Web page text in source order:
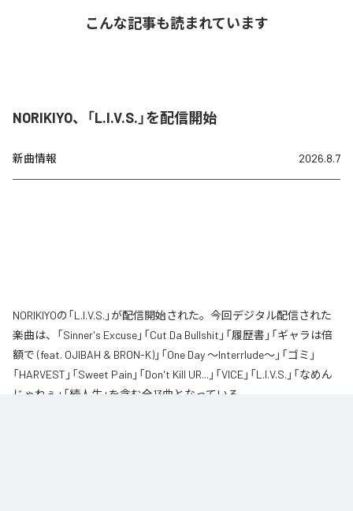
こんな記事も読まれています
NORIKIYO、「L.I.V.S.」を配信開始
新曲情報 2026.8.7
NORIKIYOの「L.I.V.S.」が配信開始された。今回デジタル配信された
楽曲は、「Sinner's Excuse」「Cut Da Bullshit」「履歴書」「ギャラは倍
額で (feat. OJIBAH & BRON-K)」「One Day ～Interrlude～」「ゴミ」
「HARVEST」「Sweet Pain」「Don't Kill UR...」「VICE」「L.I.V.S.」「なめん
じゃねぇ」「続人生」を含む全13曲となっている。